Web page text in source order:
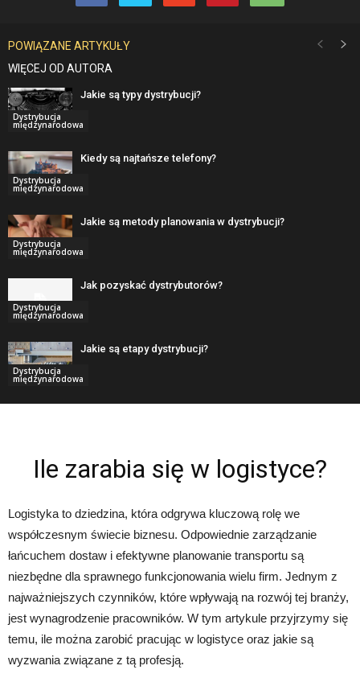
POWIĄZANE ARTYKUŁY
WIĘCEJ OD AUTORA
Dystrybucja
międzynarodowa
Jakie są typy dystrybucji?
Dystrybucja
międzynarodowa
Kiedy są najtańsze telefony?
Dystrybucja
międzynarodowa
Jakie są metody planowania w dystrybucji?
Dystrybucja
międzynarodowa
Jak pozyskać dystrybutorów?
Dystrybucja
międzynarodowa
Jakie są etapy dystrybucji?
Ile zarabia się w logistyce?
Logistyka to dziedzina, która odgrywa kluczową rolę we
współczesnym świecie biznesu. Odpowiednie zarządzanie
łańcuchem dostaw i efektywne planowanie transportu są
niezbędne dla sprawnego funkcjonowania wielu firm. Jednym z
najważniejszych czynników, które wpływają na rozwój tej branży,
jest wynagrodzenie pracowników. W tym artykule przyjrzymy się
temu, ile można zarobić pracując w logistyce oraz jakie są
wyzwania związane z tą profesją.